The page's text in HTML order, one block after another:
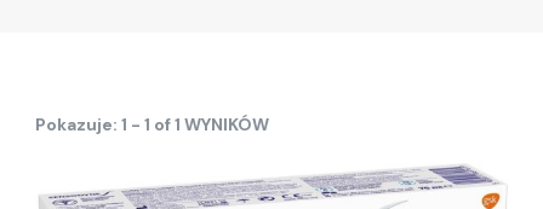
Pokazuje: 1 - 1 of 1 WYNIKÓW